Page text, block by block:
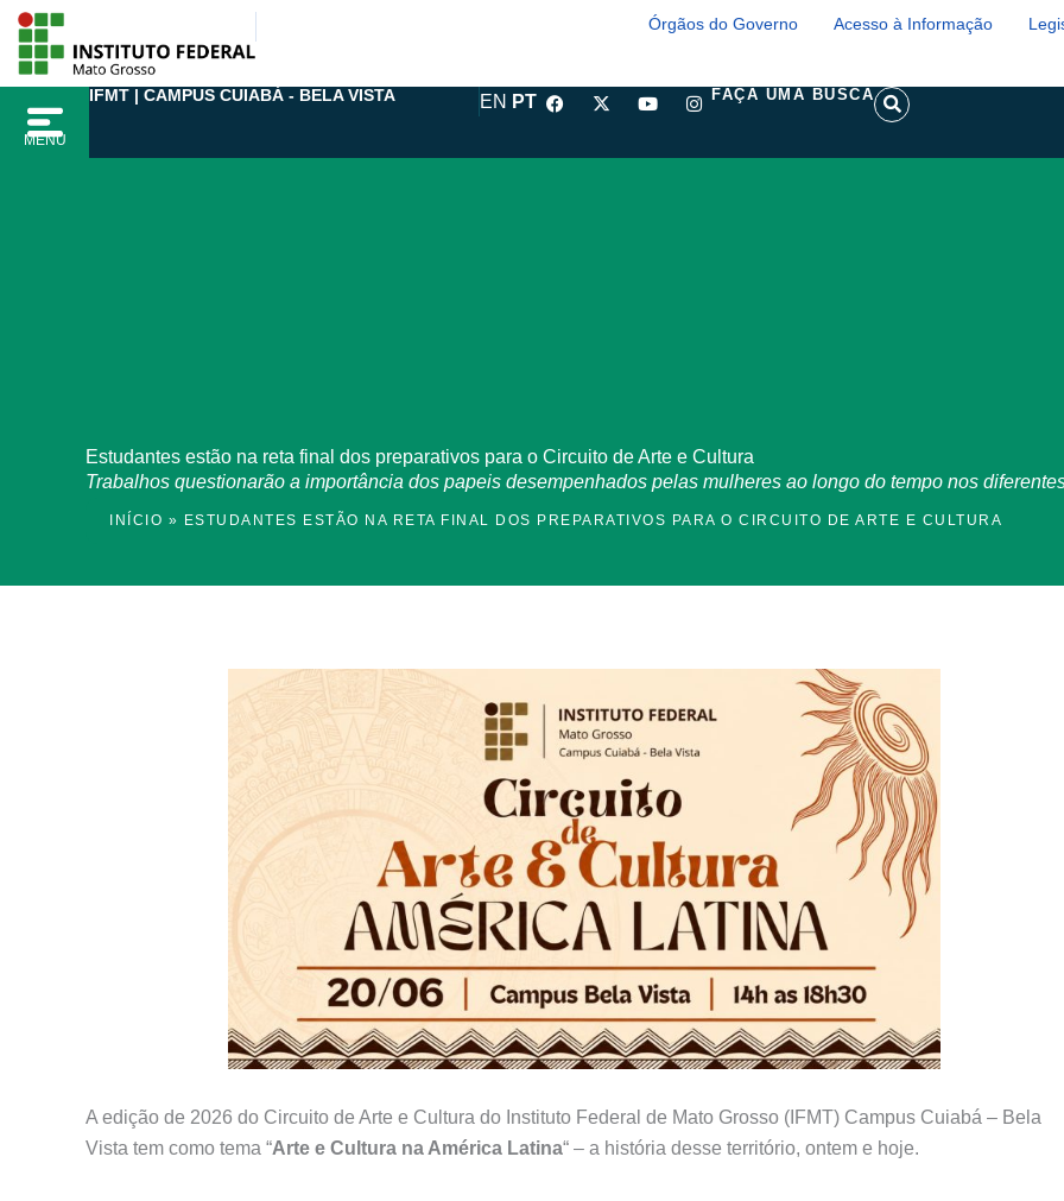
para
conteúdo
Órgãos do Governo Acesso à Informação
MENU
IFMT | CAMPUS CUIABÁ - BELA VISTA EN PT
F
a
X
-
Y
o
I
n
FAÇA UMA BUSCA
S
e
Estudantes estão na reta final dos preparativos para o Circuito de Arte e Cultura
Trabalhos questionarão a importância dos papeis desempenhados pelas mulheres ao longo do tempo nos
INÍCIO » ESTUDANTES ESTÃO NA RETA FINAL DOS PREPARATIVOS PARA O CIRCUITO DE ARTE E CULTURA
A edição de 2026 do Circuito de Arte e Cultura do Instituto Federal de Mato Grosso (IFMT) Campus Cuiabá – Bela
Vista tem como tema “Arte e Cultura na América Latina“ – a história desse território, ontem e hoje.